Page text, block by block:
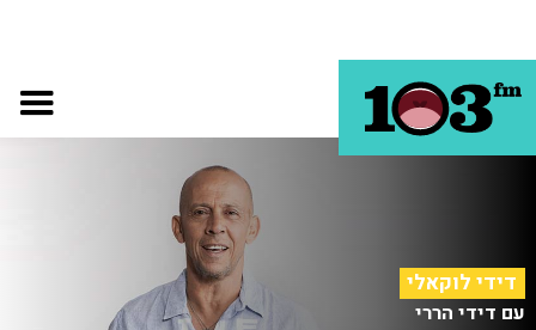
דידי לוקאלי
עם דידי הררי